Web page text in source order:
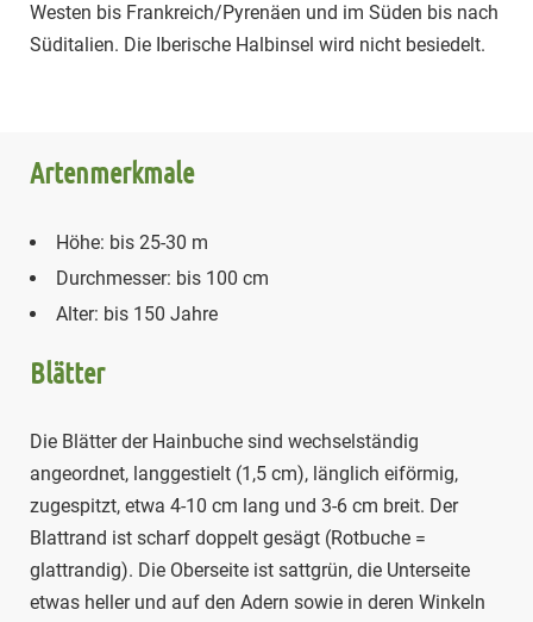
Westen bis Frankreich/Pyrenäen und im Süden bis nach
Süditalien. Die Iberische Halbinsel wird nicht besiedelt.
Artenmerkmale
Höhe: bis 25-30 m
Durchmesser: bis 100 cm
Alter: bis 150 Jahre
Blätter
Die Blätter der Hainbuche sind wechselständig
angeordnet, langgestielt (1,5 cm), länglich eiförmig,
zugespitzt, etwa 4-10 cm lang und 3-6 cm breit. Der
Blattrand ist scharf doppelt gesägt (Rotbuche =
glattrandig). Die Oberseite ist sattgrün, die Unterseite
etwas heller und auf den Adern sowie in deren Winkeln